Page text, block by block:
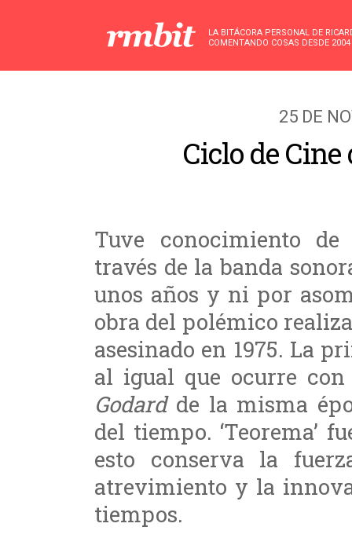
LA BITÁCORA PERSONAL DE
COMENTANDO COSAS DESDE 2004
25 DE
Ciclo de Cine
Tuve conocimiento
través de la banda
unos años y ni por
obra del polémico
asesinado en 1975. La
al igual que ocurre
Godardde la misma
del tiempo. ‘Teorema’
esto conserva la
atrevimiento y la
tiempos.